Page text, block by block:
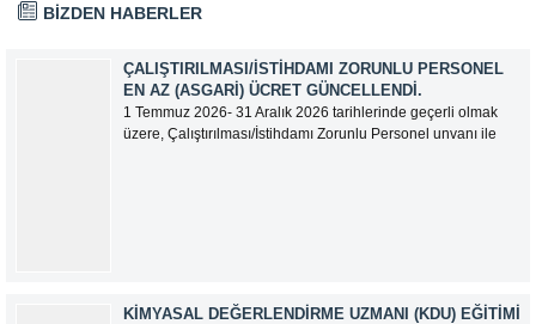
BİZDEN HABERLER
ÇALIŞTIRILMASI/İSTIHDAMI ZORUNLU PERSONEL
EN AZ (ASGARI) ÜCRET GÜNCELLENDI.
1 Temmuz 2026- 31 Aralık 2026 tarihlerinde geçerli olmak
üzere, Çalıştırılması/İstihdamı Zorunlu Personel unvanı ile
KIMYASAL DEĞERLENDIRME UZMANI (KDU) EĞITIMI